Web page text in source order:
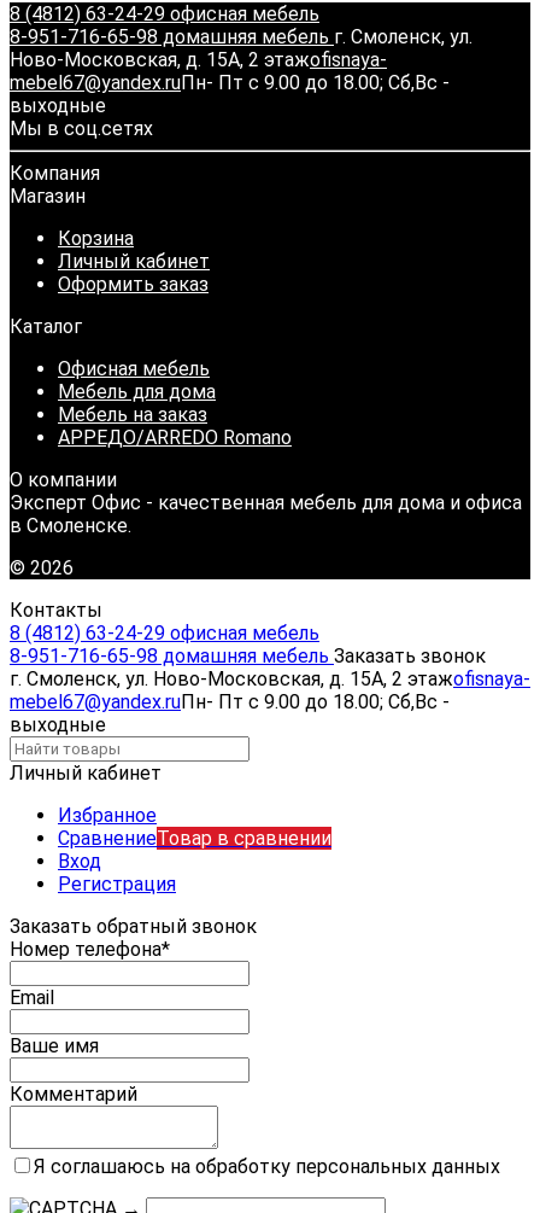
8 (4812) 63-24-29 офисная мебель
8-951-716-65-98 домашняя мебель г. Смоленск, ул.
Ново-Московская, д. 15А, 2 этажofisnaya-
mebel67@yandex.ruПн- Пт с 9.00 до 18.00; Сб,Вс -
выходные
Мы в соц.сетях
Компания
Магазин
Корзина
Личный кабинет
Оформить заказ
Каталог
Офисная мебель
Мебель для дома
Мебель на заказ
АРРЕДО/ARREDO Romano
О компании
Эксперт Офис - качественная мебель для дома и офиса
в Смоленске.
© 2026
Контакты
8 (4812) 63-24-29 офисная мебель
8-951-716-65-98 домашняя мебель Заказать звонок
г. Смоленск, ул. Ново-Московская, д. 15А, 2 этажofisnaya-
mebel67@yandex.ruПн- Пт с 9.00 до 18.00; Сб,Вс -
выходные
Личный кабинет
Избранное
СравнениеТовар в сравнении
Вход
Регистрация
Заказать обратный звонок
Номер телефона*
Email
Ваше имя
Комментарий
Я соглашаюсь на обработку персональных данных
→